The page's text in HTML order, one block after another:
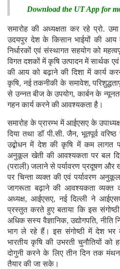
Download the UT App for
समारोह की अध्यक्षता कर रहे प्रो.
उदयपुर देश के किसान भाईयों की आय
निर्धारकों एवं संस्थागत सहयोग को
विगत दशकों में कृषि उत्पादन में सार्थक एवं
की आय को बढ़ाने की दिशा में कार्य
कृषि, नई तकनीकी के समावेश,
से उन्नत बीज के उपयोग, कार्बन के
गहन कार्य करने की आवश्यकता है।
समारोह के प्रारम्भ में आईएसए के
दिया तथा डॉ पी.सी. जैन, भूतपूर्व
उद्बोधन में देश की कृषि में कम लागत
अनुकूल खेती की आवश्यकता पर बल
(पराली) जलाने से पर्यावरण प्रदूषण और
पर चिन्ता व्यक्त की एवं पर्यावरण
जागरूता बढ़ाने की आवश्यकता
अध्यक्ष, आईएसए, नई दिल्ली ने आईएसए
प्रस्तुत करते हुए बताया कि इस
अधिक सस्य वैज्ञानिक, उद्योगपति, नीति
भाग ले रहे हैं। इस संगोष्ठी में देश भर
भारतीय कृषि की उभरती चुनौतियों
दोगुनी करने के लिए तीन दिन तक
तैयार की जा सके।